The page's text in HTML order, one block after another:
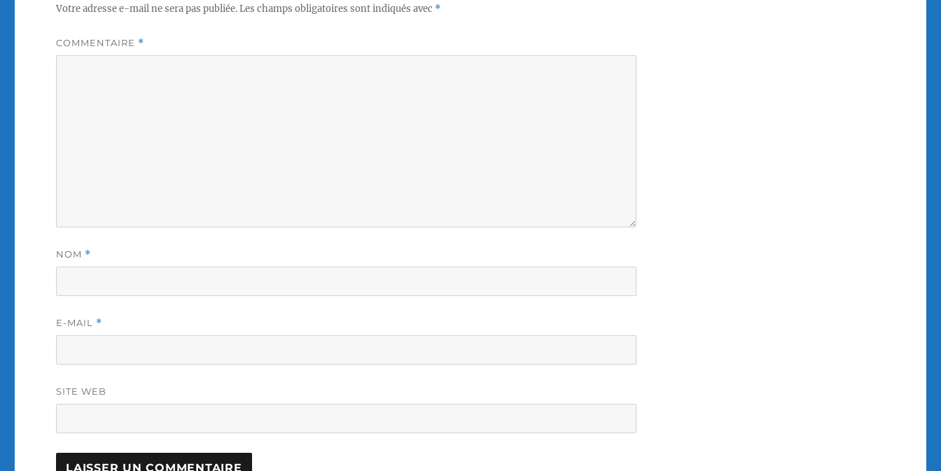
Votre adresse e-mail ne sera pas publiée.Les champs obligatoires sont indiqués avec *
COMMENTAIRE *
NOM *
E-MAIL *
SITE WEB